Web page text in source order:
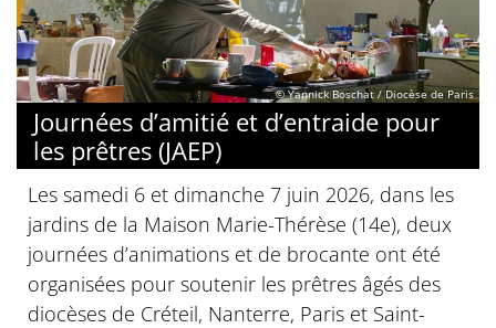
© Yannick Boschat / Diocèse de Paris
Journées d’amitié et d’entraide pour
les prêtres (JAEP)
Les samedi 6 et dimanche 7 juin 2026, dans les
jardins de la Maison Marie-Thérèse (14e), deux
journées d’animations et de brocante ont été
organisées pour soutenir les prêtres âgés des
diocèses de Créteil, Nanterre, Paris et Saint-